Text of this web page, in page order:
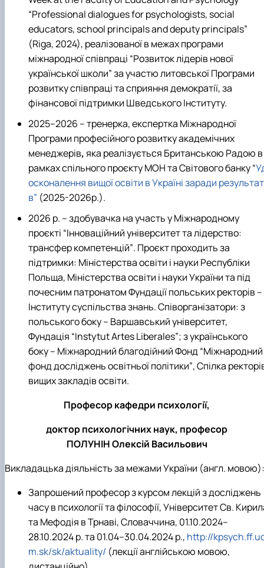
“Professional dialogues for psychologists, social
educators, school principals and deputyprincipals”
(Riga, 2024), реалізованої в межах програми
міжнародної співпраці “Розвиток лідерів нової
української школи” за участю литовської Програми
розвитку співпраці та сприяння демократії, за
фінансової підтримки Шведського Інституту.
2025–2026 – тренерка, експертка Міжнародної
Програми професійного розвитку академічних
менеджерів, яка реалізується Британською Радою в
рамках спільного проєкту МОН та Світового банку “
осконалення вищої освіти в Україні заради
в” (2025-2026р.).
2026 р. –здобувачка на участь у Міжнародному
проєкті “Інноваційний університет та лідерство:
трансфер компетенцій”. Проєкт проходить за
підтримки: Міністерства освіти і науки Республіки
Польща, Міністерства освіти і науки України та під
почесним патронатом Фундації польських ректорів –
Інституту суспільства знань. Співорганізатори: з
польського боку– Варшавський університет,
Фундація “Instytut Artes Liberales”; з українського
боку– Міжнародний благодійний Фонд“Міжнародний
фонд досліджень освітньої політики”, Спілка
вищих закладів освіти.
Професор кафедри психології,
доктор психологічних наук, професор
ПОЛУНІН Олексій Васильович
Викладацька діяльність за межами України (англ. мовою):
Запрошений професор з курсом лекцій з досліджень
часу в психології та філософії, Університет Св.
та Мефодія в Трнаві, Словаччина, 01.10.2024–
28.10.2024 р. та 01.04–30.04.2024 р., http://
m.sk/sk/aktuality/ (лекції англійською мовою,